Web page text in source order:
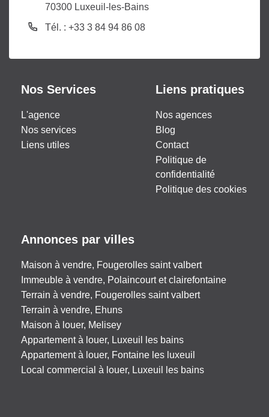
70300 Luxeuil-les-Bains
Tél. : +33 3 84 94 86 08
Nos Services
L'agence
Nos services
Liens utiles
Liens pratiques
Nos agences
Blog
Contact
Politique de
confidentialité
Politique des cookies
Annonces par villes
Maison à vendre, Fougerolles saint valbert
Immeuble à vendre, Polaincourt et clairefontaine
Terrain à vendre, Fougerolles saint valbert
Terrain à vendre, Ehuns
Maison à louer, Melisey
Appartement à louer, Luxeuil les bains
Appartement à louer, Fontaine les luxeuil
Local commercial à louer, Luxeuil les bains